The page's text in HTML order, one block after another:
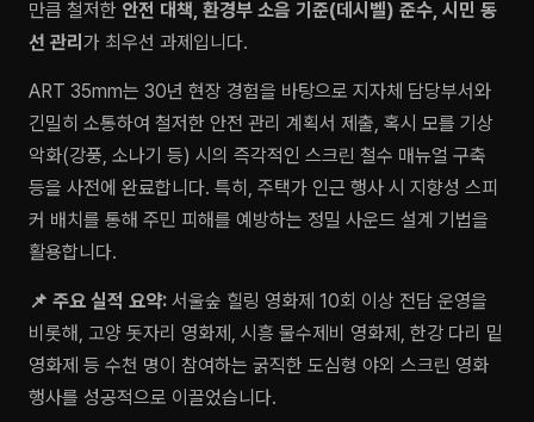
만큼 철저한 안전 대책, 환경부 소음 기준(데시벨) 준수, 시민 동
선 관리 가 최우선 과제입니다.
ART 35mm는 30년 현장 경험을 바탕으로 지자체 담당부서와
긴밀히 소통하여 철저한 안전 관리 계획서 제출, 혹시 모를 기상
악화(강풍, 소나기 등) 시의 즉각적인 스크린 철수 매뉴얼 구축
등을 사전에 완료합니다. 특히, 주택가 인근 행사 시 지향성 스피
커 배치를 통해 주민 피해를 예방하는 정밀 사운드 설계 기법을
활용합니다.
📌 주요 실적 요약: 서울숲 힐링 영화제 10회 이상 전담 운영을
비롯해, 고양 돗자리 영화제, 시흥 물수제비 영화제, 한강 다리 밑
영화제 등 수천 명이 참여하는 굵직한 도심형 야외 스크린 영화
행사를 성공적으로 이끌었습니다.